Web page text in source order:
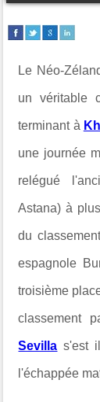
Le Néo-
un véritable
terminant à
une journée
relégué
Astana) à
du
espagnole
troisième
classement
Sevilla s'est
l'échappée